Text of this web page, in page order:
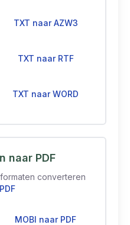
TXT naar AZW3
TXT naar RTF
TXT naar WORD
naar PDF
converteren
PDF
MOBI naar PDF